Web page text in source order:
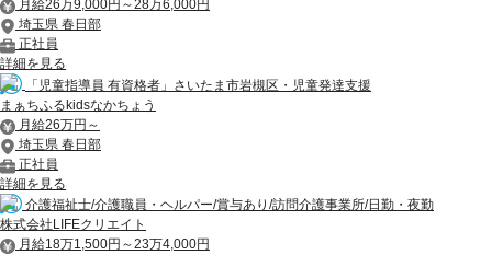
月給26万9,000円～28万6,000円
埼玉県 春日部
正社員
詳細を見る
「児童指導員 有資格者」さいたま市岩槻区・児童発達支援
まぁちふるkidsなかちょう
月給26万円～
埼玉県 春日部
正社員
詳細を見る
介護福祉士/介護職員・ヘルパー/賞与あり/訪問介護事業所/日勤・夜勤
株式会社LIFEクリエイト
月給18万1,500円～23万4,000円